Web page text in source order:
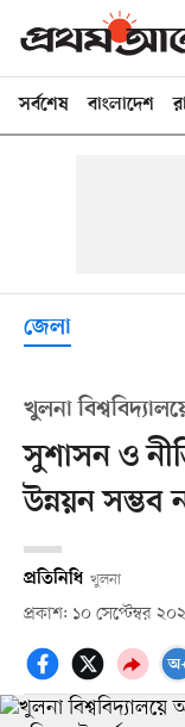
সর্বশেষ বাংলাদেশ
জেলা
খুলনা
সুশাসন ও
উন্নয়ন সম্ভব
প্রতিনিধি খুলনা
প্রকাশ: ১০ সেপ্টেম্বর